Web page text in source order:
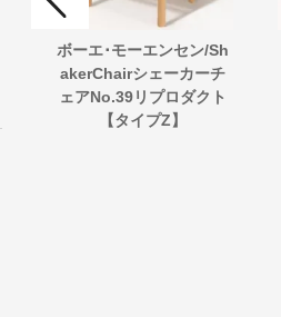
ボーエ･モーエンセン/Sh
akerChairシェーカーチ
ェアNo.39リプロダクト
【タイプZ】